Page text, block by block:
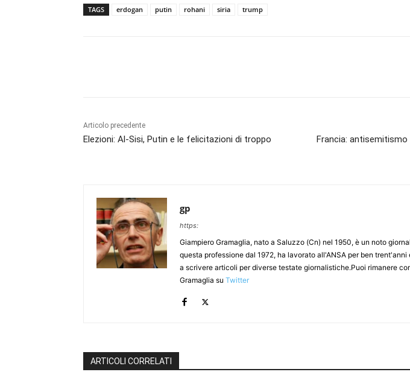
TAGS erdogan putin rohani siria trump
Articolo precedente
Elezioni: Al-Sisi, Putin e le felicitazioni di troppo
Francia:
gp
https:
Giampiero Gramaglia, nato a Saluzzo (Cn) nel 1950, è un noto
questa professione dal 1972, ha lavorato all'ANSA per ben
a scrivere articoli per diverse testate giornalistiche.Puoi rimanere
Gramaglia su Twitter
ARTICOLI CORRELATI